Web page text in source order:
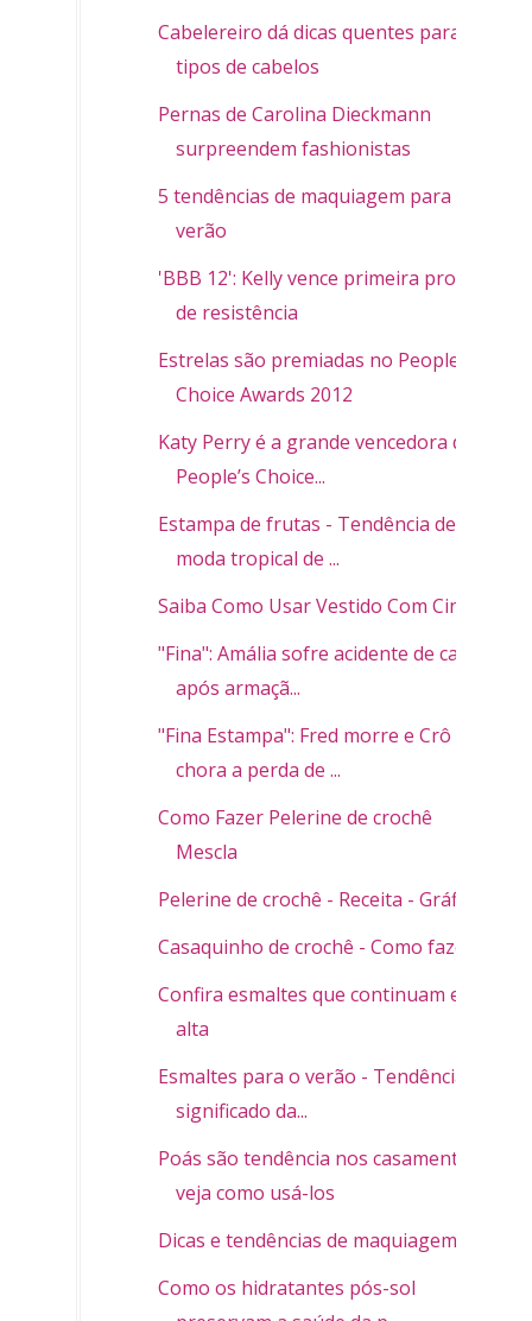
Cabelereiro dá dicas quentes para 3
tipos de cabelos
Pernas de Carolina Dieckmann
surpreendem fashionistas
5 tendências de maquiagem para o
verão
'BBB 12': Kelly vence primeira prova
de resistência
Estrelas são premiadas no People’s
Choice Awards 2012
Katy Perry é a grande vencedora do
People’s Choice...
Estampa de frutas - Tendência de
moda tropical de ...
Saiba Como Usar Vestido Com Cinto
"Fina": Amália sofre acidente de carro
após armaçã...
"Fina Estampa": Fred morre e Crô
chora a perda de ...
Como Fazer Pelerine de crochê
Mescla
Pelerine de crochê - Receita - Gráfico
Casaquinho de crochê - Como fazer
Confira esmaltes que continuam em
alta
Esmaltes para o verão - Tendência e
significado da...
Poás são tendência nos casamentos;
veja como usá-los
Dicas e tendências de maquiagem
Como os hidratantes pós-sol